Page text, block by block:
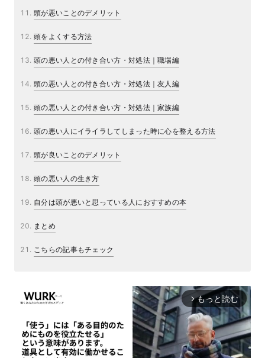
頭が悪いことのデメリット
頭をよくする方法
頭の悪い人との付き合い方・対処法｜職場編
頭の悪い人との付き合い方・対処法｜友人編
頭の悪い人との付き合い方・対処法｜家族編
頭の悪い人にイライラしてしまった時に心を整える方法
頭が良いことのデメリット
頭の悪い人の生き方
自分は頭が悪いと思っている人におすすめの本
まとめ
こちらの記事もチェック
arrow_forward_ios もっと読む